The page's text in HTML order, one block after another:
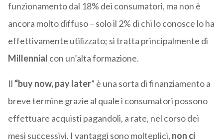
funzionamento dal 18% dei consumatori, ma non è
ancora molto diffuso – solo il 2% di chi lo conosce lo ha
effettivamente utilizzato; si tratta principalmente di
Millennial con un’alta formazione.
Il “buy now, pay later” è una sorta di finanziamento a
breve termine grazie al quale i consumatori possono
effettuare acquisti pagandoli, a rate, nel corso dei
mesi successivi. I vantaggi sono molteplici, non ci